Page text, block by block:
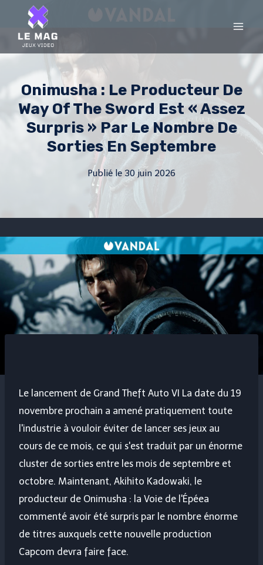
content
Onimusha : Le Producteur De
Way Of The Sword Est « Assez
Surpris » Par Le Nombre De
Sorties En Septembre
Publié le 30 juin 2026
Le lancement de Grand Theft Auto VI La date du 19
novembre prochain a amené pratiquement toute
l'industrie à vouloir éviter de lancer ses jeux au
cours de ce mois, ce qui s'est traduit par un énorme
cluster de sorties entre les mois de septembre et
octobre. Maintenant, Akihito Kadowaki, le
producteur de Onimusha : la Voie de l'Épéea
commenté avoir été surpris par le nombre énorme
de titres auxquels cette nouvelle production
Capcom devra faire face.